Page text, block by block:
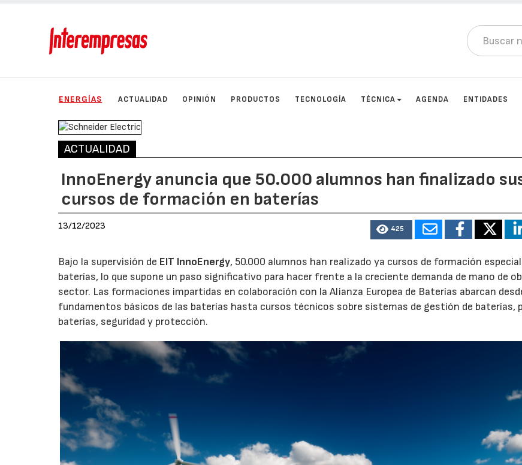
ENERGÍAS ACTUALIDAD OPINIÓN PRODUCTOS TECNOLOGÍA TÉCNICA AGENDA ENTIDADES
ACTUALIDAD
InnoEnergy anuncia que 50.000 alumnos han finalizado
cursos de formación en baterías
13/12/2023 425
Bajo la supervisión de EIT InnoEnergy, 50.000 alumnos han realizado ya cursos de formación
baterías, lo que supone un paso significativo para hacer frente a la creciente demanda de mano de
sector. Las formaciones impartidas en colaboración con la Alianza Europea de Baterías abarcan
fundamentos básicos de las baterías hasta cursos técnicos sobre sistemas de gestión de baterías,
baterías, seguridad y protección.